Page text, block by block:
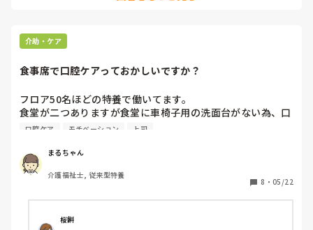
介助・ケア
食事席で口腔ケアっておかしいですか？
フロア50名ほどの特養で働いてます。
食堂が二つありますが食堂に車椅子用の洗面台がない為、口
腔ケアは食事が終わったら、ガーグルを渡してその場でやっ
上の人の意見で食事のテーブルで口腔ケアをやるのはおかし
い的な指摘がありました。
現場としてはたくさんの利用者を各居室の洗面台まで誘導す
もちろん食事、口腔ケア後はテーブルの消毒もやりますが食
事席で口腔ケアっておかしいことですか？
口腔ケア モチベーション 上司
まるちゃん
介護福祉士, 従来型特養
8 ・ 05/22
桜餅